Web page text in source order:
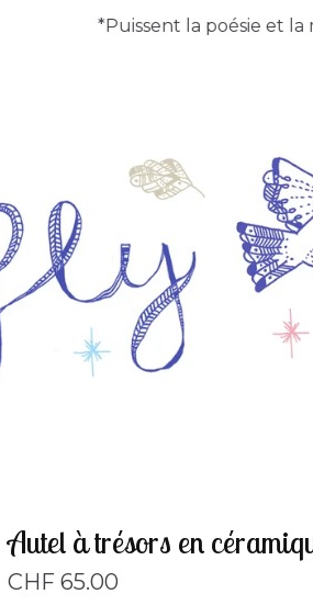
*Puissent la poésie et la
Autel à trésors en
CHF 65.00